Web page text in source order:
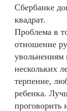
Сбербанке
квадрат.
Проблема в
отношение
увольнениям
нескольких
терпение,
ребенка.
проговорить